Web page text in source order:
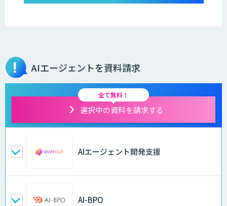
AIエージェントを資料請求
全て無料！
選択中の資料を請求する
AIエージェント開発支援
AI-BPO